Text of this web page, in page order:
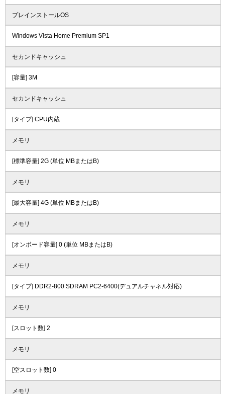
プレインストールOS
Windows Vista Home Premium SP1
セカンドキャッシュ
[容量] 3M
セカンドキャッシュ
[タイプ] CPU内蔵
メモリ
[標準容量] 2G (単位 MBまたはB)
メモリ
[最大容量] 4G (単位 MBまたはB)
メモリ
[オンボード容量] 0 (単位 MBまたはB)
メモリ
[タイプ] DDR2-800 SDRAM PC2-6400(デュアルチャネル対応)
メモリ
[スロット数] 2
メモリ
[空スロット数] 0
メモリ